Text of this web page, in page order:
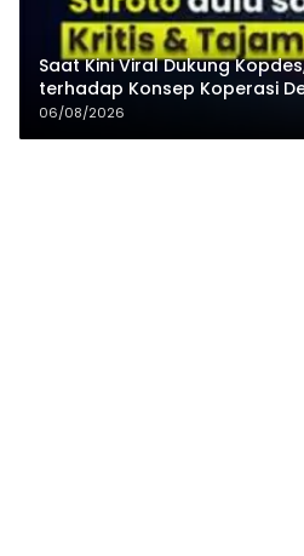
Saat Kini Viral Dukung
terhadap Konsep Koperasi
06/08/2026